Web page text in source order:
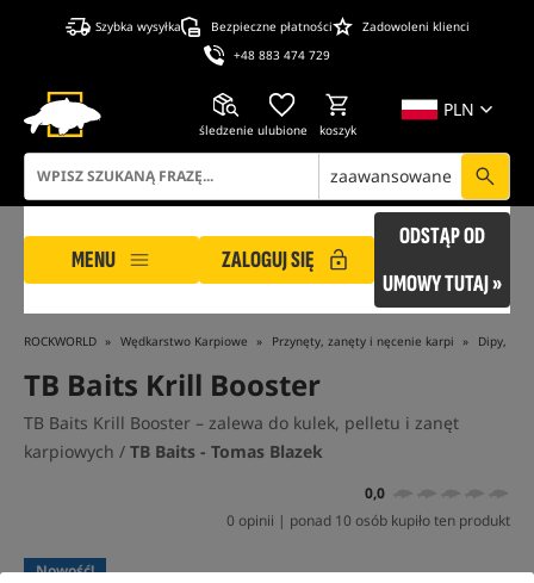
Szybka wysyłka Bezpieczne płatności
Zadowoleni klienci
+48 883 474 729
PLN
śledzenie ulubione koszyk
zaawansowane
MENU ZALOGUJ SIĘ
ODSTĄP OD
UMOWY TUTAJ »
ROCKWORLD Wędkarstwo Karpiowe Przynęty, zanęty i nęcenie karpi Dipy,
TB Baits Krill Booster
TB Baits Krill Booster – zalewa do kulek, pelletu i zanęt
karpiowych / TB Baits - Tomas Blazek
0,0
0 opinii | ponad 10 osób kupiło ten produkt
Nowość!